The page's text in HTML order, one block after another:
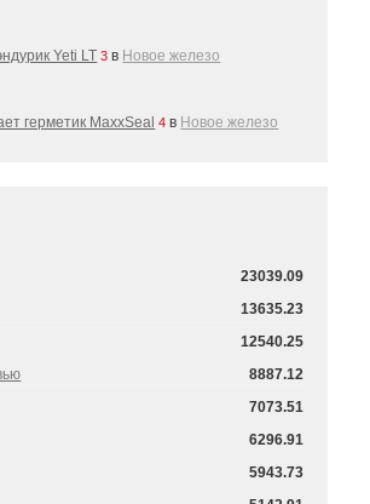
Yeti LT 3 в Новое железо
герметик MaxxSeal 4 в Новое железо
23039.09
13635.23
12540.25
8887.12
7073.51
6296.91
5943.73